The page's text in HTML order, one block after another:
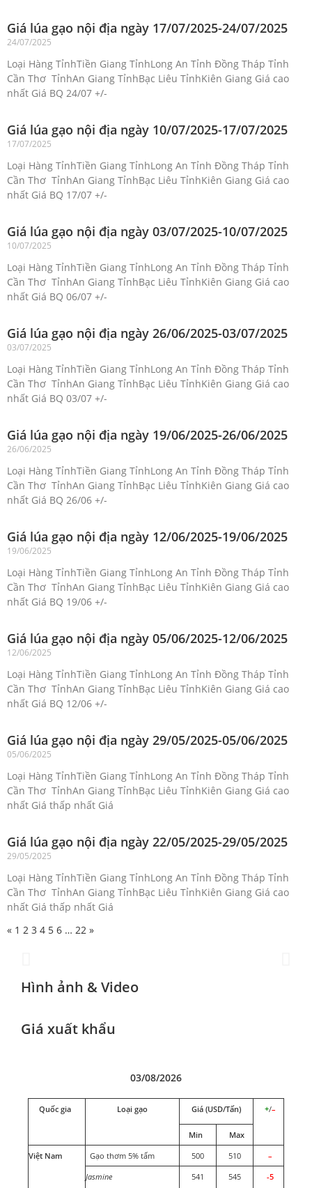
Giá lúa gạo nội địa ngày 17/07/2025-24/07/2025
24/07/2025
Loại Hàng TỉnhTiền Giang TỉnhLong An Tỉnh Đồng Tháp Tỉnh
Cần Thơ TỉnhAn Giang TỉnhBạc Liêu TỉnhKiên Giang Giá cao
nhất Giá BQ 24/07 +/-
Giá lúa gạo nội địa ngày 10/07/2025-17/07/2025
17/07/2025
Loại Hàng TỉnhTiền Giang TỉnhLong An Tỉnh Đồng Tháp Tỉnh
Cần Thơ TỉnhAn Giang TỉnhBạc Liêu TỉnhKiên Giang Giá cao
nhất Giá BQ 17/07 +/-
Giá lúa gạo nội địa ngày 03/07/2025-10/07/2025
10/07/2025
Loại Hàng TỉnhTiền Giang TỉnhLong An Tỉnh Đồng Tháp Tỉnh
Cần Thơ TỉnhAn Giang TỉnhBạc Liêu TỉnhKiên Giang Giá cao
nhất Giá BQ 06/07 +/-
Giá lúa gạo nội địa ngày 26/06/2025-03/07/2025
03/07/2025
Loại Hàng TỉnhTiền Giang TỉnhLong An Tỉnh Đồng Tháp Tỉnh
Cần Thơ TỉnhAn Giang TỉnhBạc Liêu TỉnhKiên Giang Giá cao
nhất Giá BQ 03/07 +/-
Giá lúa gạo nội địa ngày 19/06/2025-26/06/2025
26/06/2025
Loại Hàng TỉnhTiền Giang TỉnhLong An Tỉnh Đồng Tháp Tỉnh
Cần Thơ TỉnhAn Giang TỉnhBạc Liêu TỉnhKiên Giang Giá cao
nhất Giá BQ 26/06 +/-
Giá lúa gạo nội địa ngày 12/06/2025-19/06/2025
19/06/2025
Loại Hàng TỉnhTiền Giang TỉnhLong An Tỉnh Đồng Tháp Tỉnh
Cần Thơ TỉnhAn Giang TỉnhBạc Liêu TỉnhKiên Giang Giá cao
nhất Giá BQ 19/06 +/-
Giá lúa gạo nội địa ngày 05/06/2025-12/06/2025
12/06/2025
Loại Hàng TỉnhTiền Giang TỉnhLong An Tỉnh Đồng Tháp Tỉnh
Cần Thơ TỉnhAn Giang TỉnhBạc Liêu TỉnhKiên Giang Giá cao
nhất Giá BQ 12/06 +/-
Giá lúa gạo nội địa ngày 29/05/2025-05/06/2025
05/06/2025
Loại Hàng TỉnhTiền Giang TỉnhLong An Tỉnh Đồng Tháp Tỉnh
Cần Thơ TỉnhAn Giang TỉnhBạc Liêu TỉnhKiên Giang Giá cao
nhất Giá thấp nhất Giá
Giá lúa gạo nội địa ngày 22/05/2025-29/05/2025
29/05/2025
Loại Hàng TỉnhTiền Giang TỉnhLong An Tỉnh Đồng Tháp Tỉnh
Cần Thơ TỉnhAn Giang TỉnhBạc Liêu TỉnhKiên Giang Giá cao
nhất Giá thấp nhất Giá
« 1 2 3 4 5 6 … 22 »
Đoàn Xúc tiến Thương mại tại
Hong Kong SAR, Trung Quốc
2025
Hình ảnh & Video
Giá xuất khẩu
03/08/2026
Quốc gia Loại gạo Giá (USD/Tấn) +/–
Min
Max
Việt Nam
Gạo thơm 5% tấm 500 510
–
Jasmine
541 545 -5